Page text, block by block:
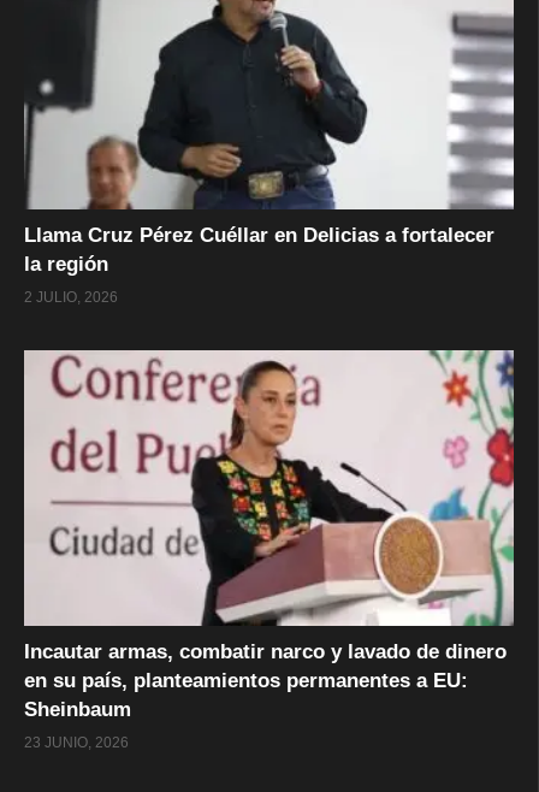
Llama Cruz Pérez Cuéllar en Delicias a fortalecer
la región
2 JULIO, 2026
Incautar armas, combatir narco y lavado de dinero
en su país, planteamientos permanentes a EU:
Sheinbaum
23 JUNIO, 2026